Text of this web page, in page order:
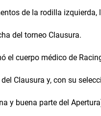
de la rodilla izquierda,
del torneo Clausura.
el cuerpo médico de
Clausura y, con su
y buena parte del